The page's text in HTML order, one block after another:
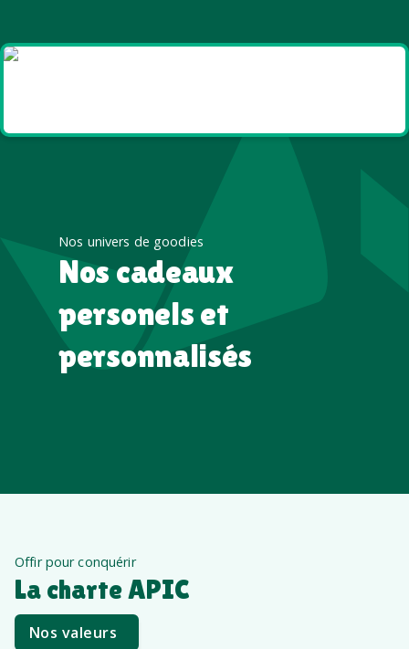
Nos univers de goodies
Nos cadeaux
personels et
personnalisés
Offir pour conquérir
La charte APIC
Nos valeurs